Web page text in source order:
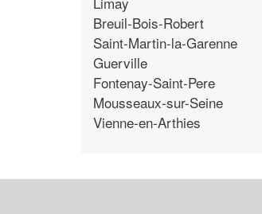
Breuil-Bois-Robert
Saint-Martin-la-Garenne
Guerville
Fontenay-Saint-Pere
Mousseaux-sur-Seine
Vienne-en-Arthies